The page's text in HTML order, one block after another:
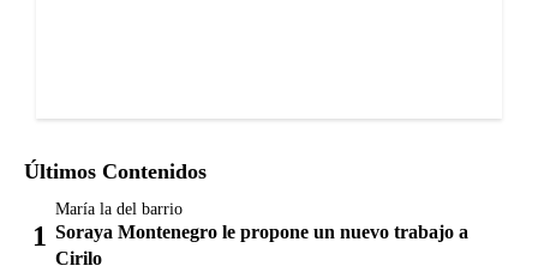
Últimos Contenidos
María la del barrio
Soraya Montenegro le propone un nuevo trabajo a
Cirilo